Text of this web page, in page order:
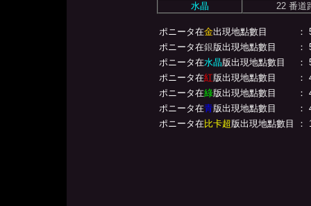
水晶
22 番道
ポニータ在金出現地點數目
：
ポニータ在銀版出現地點數目
：
ポニータ在水晶版出現地點數目
：
ポニータ在紅版出現地點數目
：
ポニータ在綠版出現地點數目
：
ポニータ在青版出現地點數目
：
ポニータ在比卡超版出現地點數目 ：